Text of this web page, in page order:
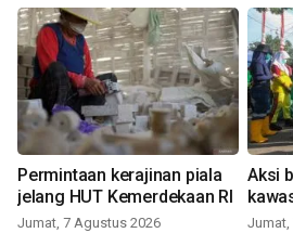
Permintaan kerajinan piala
jelang HUT Kemerdekaan RI
Jumat, 7 Agustus 2026
Aksi
Jumat,